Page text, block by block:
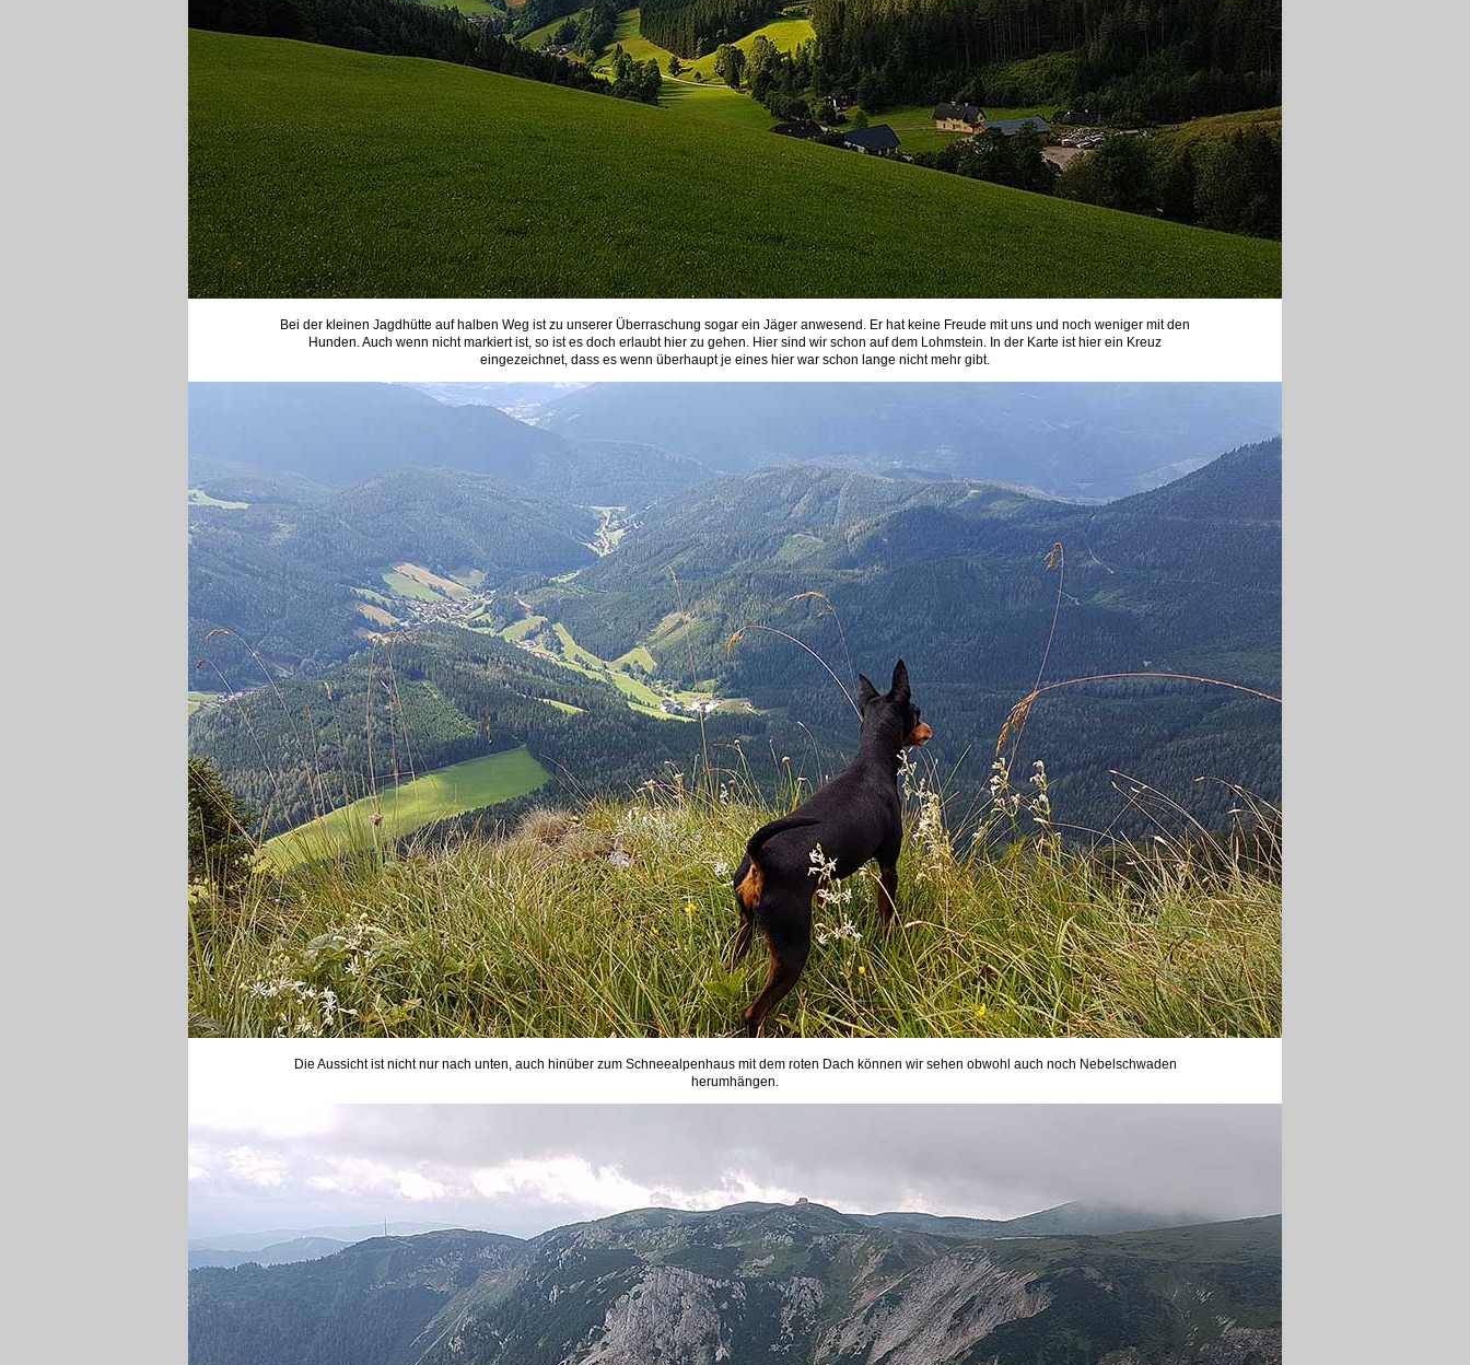
Bei der kleinen Jagdhütte auf halben Weg ist zu unserer Überraschung sogar ein Jäger anwesend. Er hat keine Freude mit uns und noch weniger mit den
Hunden. Auch wenn nicht markiert ist, so ist es doch erlaubt hier zu gehen. Hier sind wir schon auf dem Lohmstein. In der Karte ist hier ein Kreuz
eingezeichnet, dass es wenn überhaupt je eines hier war schon lange nicht mehr gibt.
Die Aussicht ist nicht nur nach unten, auch hinüber zum Schneealpenhaus mit dem roten Dach können wir sehen obwohl auch noch Nebelschwaden
herumhängen.